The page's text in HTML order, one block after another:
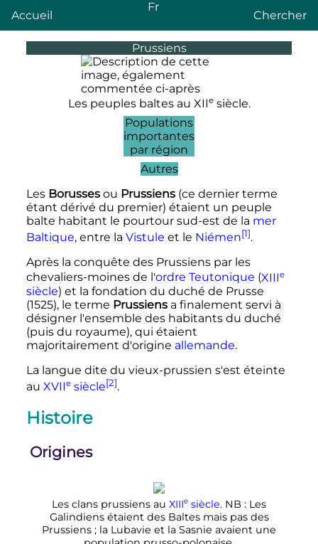
Accueil
Fr
Chercher
Prussiens
Les peuples baltes au XIIesiècle.
Populations
importantes
par région
Autres
Les Borussesou Prussiens(ce dernier terme
étant dérivé du premier) étaient un peuple
balte habitant le pourtour sud-est de la mer
Baltique, entre la Vistule et le Niémen[1].
Après la conquête des Prussiens par les
chevaliers-moines de l'ordre Teutonique (XIIIe
siècle) et la fondation du duché de Prusse
(1525), le terme Prussiensa finalement servi à
désigner l'ensemble des habitants du duché
(puis du royaume), qui étaient
majoritairement d'origine allemande.
La langue dite du vieux-prussien s'est éteinte
au XVIIesiècle[2].
Histoire
Origines
Les clans prussiens au XIIIe siècle. NB : Les
Galindiens étaient des Baltes mais pas des
Prussiens ; la Lubavie et la Sasnie avaient une